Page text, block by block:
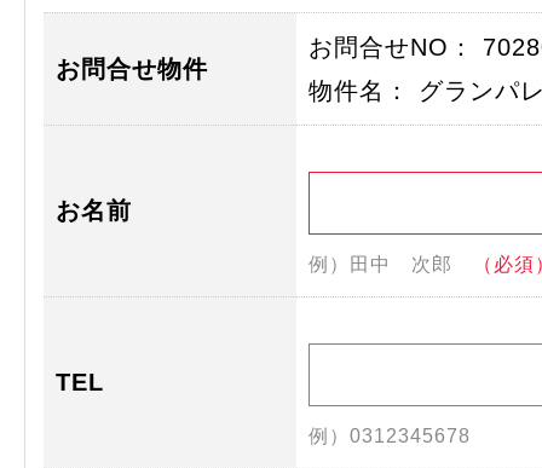
お問合せ物件
お問合せNO：
物件名： グランパ
お名前
例）田中 次郎 （必須
TEL
例）0312345678